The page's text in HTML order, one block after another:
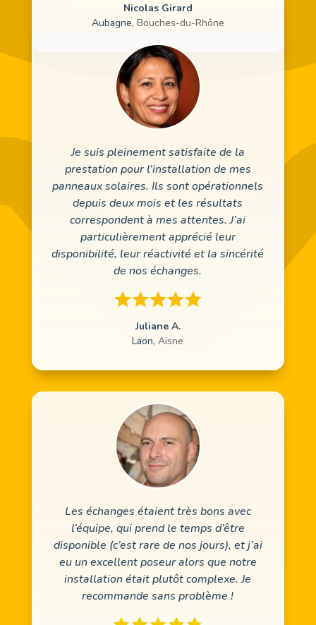
Nicolas Girard
Aubagne, Bouches-du-Rhône
Je suis pleinement satisfaite de la
prestation pour l’installation de mes
panneaux solaires. Ils sont opérationnels
depuis deux mois et les résultats
correspondent à mes attentes. J’ai
particulièrement apprécié leur
disponibilité, leur réactivité et la sincérité
de nos échanges.
Juliane A.
Laon, Aisne
Les échanges étaient très bons avec
l’équipe, qui prend le temps d’être
disponible (c’est rare de nos jours), et j’ai
eu un excellent poseur alors que notre
installation était plutôt complexe. Je
recommande sans problème !